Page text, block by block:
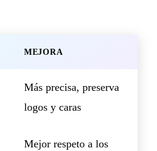
MEJORA
Más precisa, preserva
logos y caras
Mejor respeto a los